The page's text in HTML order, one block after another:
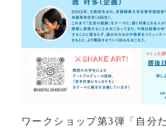
ワークショップ第3弾「自分